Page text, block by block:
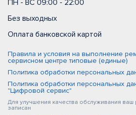
ПН - ВС 09:00 - 22:00
Без выходных
Оплата банковской картой
Правила и условия на выполнение
сервисном центре типовые (единые)
Политика обработки персональных
Политика обработки персональных
"Цифровой сервис"
Для улучшения качества обслуживания ваш
записан